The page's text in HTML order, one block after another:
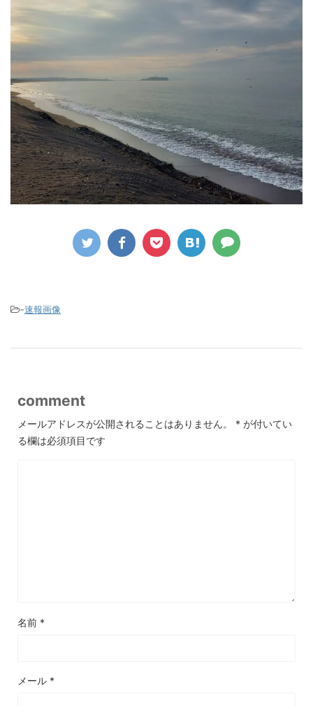
-速報画像
comment
メールアドレスが公開されることはありません。 * が付いてい
る欄は必須項目です
名前 *
メール *